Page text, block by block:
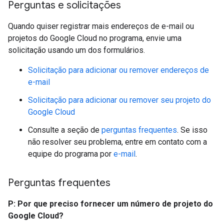
Perguntas e solicitações
Quando quiser registrar mais endereços de e-mail ou
projetos do Google Cloud no programa, envie uma
solicitação usando um dos formulários.
Solicitação para adicionar ou remover endereços de
e-mail
Solicitação para adicionar ou remover seu projeto do
Google Cloud
Consulte a seção de perguntas frequentes. Se isso
não resolver seu problema, entre em contato com a
equipe do programa por e-mail.
Perguntas frequentes
P: Por que preciso fornecer um número de projeto do
Google Cloud?